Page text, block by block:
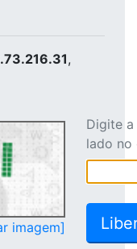
,
imagem]
Digite
lado no